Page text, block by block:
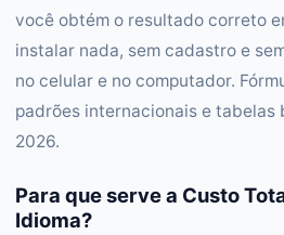
você obtém o resultado correto
instalar nada, sem cadastro e
no celular e no computador.
padrões internacionais e tabelas
2026.
Para que serve a Custo
Idioma?